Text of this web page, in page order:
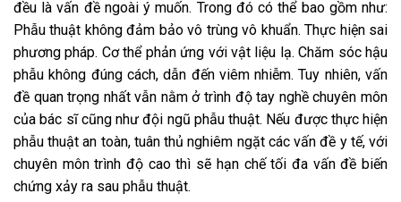
đều là vấn đề ngoài ý muốn. Trong đó có thể bao gồm như:
Phẫu thuật không đảm bảo vô trùng vô khuẩn. Thực hiện sai
phương pháp. Cơ thể phản ứng với vật liệu lạ. Chăm sóc hậu
phẫu không đúng cách, dẫn đến viêm nhiễm. Tuy nhiên, vấn
đề quan trọng nhất vẫn nằm ở trình độ tay nghề chuyên môn
của bác sĩ cũng như đội ngũ phẫu thuật. Nếu được thực hiện
phẫu thuật an toàn, tuân thủ nghiêm ngặt các vấn đề y tế, với
chuyên môn trình độ cao thì sẽ hạn chế tối đa vấn đề biến
chứng xảy ra sau phẫu thuật.